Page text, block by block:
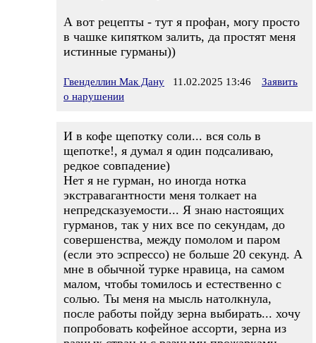
А вот рецепты - тут я профан, могу просто
в чашке кипятком залить, да простят меня
истинные гурманы))
Гвенделлин Мак Дану 11.02.2025 13:46
Заявить
о нарушении
И в кофе щепотку соли... вся соль в
щепотке!, я думал я один подсаливаю,
редкое совпадение)
Нет я не гурман, но иногда нотка
экстравагантности меня толкает на
непредсказуемости... Я знаю настоящих
гурманов, так у них все по секундам, до
совершенства, между помолом и паром
(если это эспрессо) не больше 20 секунд. А
мне в обычной турке нравица, на самом
малом, чтобы томилось и естественно с
солью. Ты меня на мысль натолкнула,
после работы пойду зерна выбирать... хочу
попробовать кофейное ассорти, зерна из